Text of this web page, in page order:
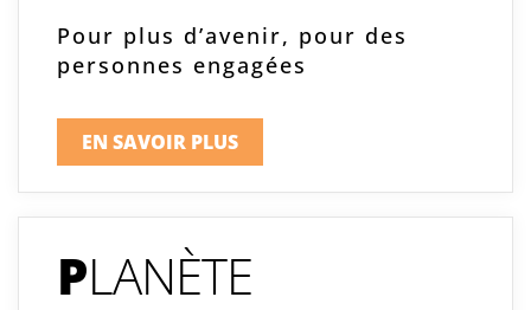
Pour plus d’avenir, pour des
personnes engagées
EN SAVOIR PLUS
PLANÈTE